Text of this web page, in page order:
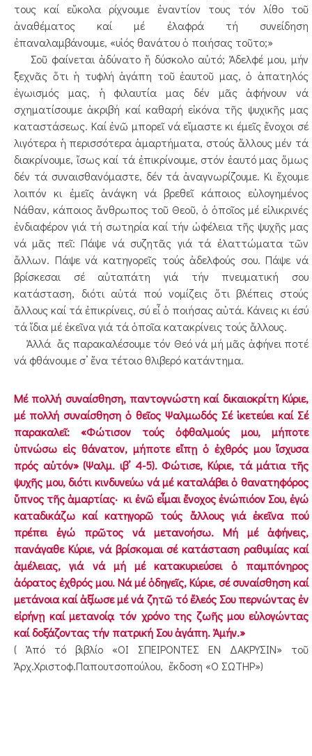
τους καί εὔκολα ρίχνουμε ἐναντίον τους τόν λίθο τοῦ
ἀναθέματος καί μέ ἐλαφρά τή συνείδηση
ἐπαναλαμβάνουμε, «υἱός θανάτου ὁ ποιήσας τοῦτο;»
Σοῦ φαίνεται ἀδύνατο ἤ δύσκολο αὐτό; Ἀδελφέ μου, μήν
ξεχνᾶς ὅτι ἡ τυφλή ἀγάπη τοῦ ἑαυτοῦ μας, ὁ ἀπατηλός
ἐγωισμός μας, ἡ φιλαυτία μας δέν μᾶς ἀφήνουν νά
σχηματίσουμε ἀκριβή καί καθαρή εἰκόνα τῆς ψυχικῆς μας
καταστάσεως. Καί ἐνῶ μπορεῖ νά εἴμαστε κι έμεῖς ἔνοχοι σέ
λιγότερα ἡ περισσότερα ἁμαρτήματα, στούς ἄλλους μέν τά
διακρίνουμε, ἴσως καί τά ἐπικρίνουμε, στόν ἑαυτό μας ὅμως
δέν τά συναισθανόμαστε, δέν τά ἀναγνωρίζουμε. Κι ἔχουμε
λοιπόν κι ἐμεῖς ἀνάγκη νά βρεθεῖ κάποιος εὐλογημένος
Νάθαν, κάποιος ἄνθρωπος τοῦ Θεοῦ, ὁ ὁποῖος μέ εἰλικρινές
ἐνδιαφέρον γιά τή σωτηρία καί τήν ὠφέλεια τῆς ψυχῆς μας
νά μᾶς πεῖ: Πάψε νά συζητᾶς γιά τά ἐλαττώματα τῶν
ἄλλων. Πάψε νά κατηγορεῖς τούς ἀδελφούς σου. Πάψε νά
βρίσκεσαι σέ αὐταπάτη γιά τήν πνευματική σου
κατάσταση, διότι αὐτά πού νομίζεις ὅτι βλέπεις στούς
ἄλλους καί τά ἐπικρίνεις, σύ εἶ ὁ ποιήσας αὐτά. Κάνεις κι έσύ
τά ἴδια μέ ἐκεῖνα γιά τά ὁποῖα κατακρίνεις τούς ἄλλους.
Ἀλλά ἄς παρακαλέσουμε τόν Θεό νά μή μᾶς ἀφήνει ποτέ
νά φθάνουμε σ’ ἕνα τέτοιο θλιβερό κατάντημα.
Μέ πολλή συναίσθηση, παντογνώστη καί δικαιοκρίτη Κύριε,
μέ πολλή συναίσθηση ὁ θεῖος Ψαλμωδός Σέ ἱκετεύει καί Σέ
παρακαλεῖ: «Φώτισον τούς ὀφθαλμούς μου, μήποτε
ὑπνώσω εἰς θάνατον, μήποτε εἴπῃ ὁ ἐχθρός μου ἴσχυσα
πρός αὐτόν» (Ψαλμ. ιβ’ 4-5). Φώτισε, Κύριε, τά μάτια τῆς
ψυχῆς μου, διότι κινδυνεύω νά μέ καταλάβει ὁ θανατηφόρος
ὕπνος τῆς ἁμαρτίας· κι ἐνῶ εἶμαι ἔνοχος ἐνώπιόον Σου, ἐγώ
καταδικάζω καί κατηγορῶ τούς ἄλλους γιά ἐκεῖνα πού
πρέπει ἐγώ πρῶτος νά μετανοήσω. Μή μέ ἀφήνεις,
πανάγαθε Κύριε, νά βρίσκομαι σέ κατάσταση ραθυμίας καί
ἀμέλειας, γιά νά μή μέ κατακυριεύσει ὁ παμπόνηρος
ἀόρατος ἐχθρός μου. Νά μέ ὁδηγεῖς, Κύριε, σέ συναίσθηση καί
μετάνοια καί ἀξίωσε μέ νά ζητῶ τό ἔλεός Σου περνώντας ἐν
εἰρήνῃ καί μετανοίᾳ τόν χρόνο της ζωῆς μου εὐλογώντας
καί δοξάζοντας τήν πατρική Σου ἀγάπη. Ἀμήν.»
( Ἀπό τό βιβλίο «ΟΙ ΣΠΕΙΡΟΝΤΕΣ ΕΝ ΔΑΚΡΥΣΙΝ» τοῦ
Ἀρχ.Χριστοφ.Παπουτσοπούλου, ἔκδοση «Ο ΣΩΤΗΡ»)